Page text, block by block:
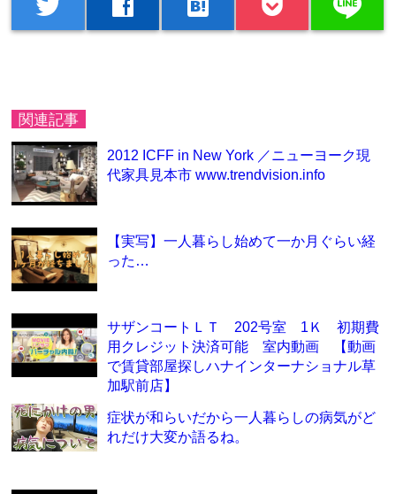
関連記事
2012 ICFF in New York ／ニューヨーク現
代家具見本市 www.trendvision.info
【実写】一人暮らし始めて一か月ぐらい経
った…
サザンコートＬＴ 202号室 1Ｋ 初期費
用クレジット決済可能 室内動画 【動画
で賃貸部屋探しハナインターナショナル草
加駅前店】
症状が和らいだから一人暮らしの病気がど
れだけ大変か語るね。